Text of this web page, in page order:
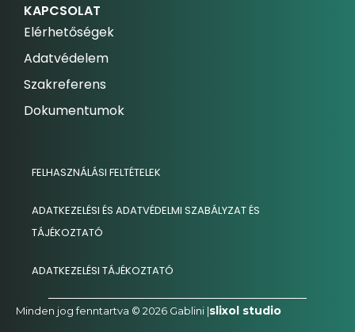
KAPCSOLAT
Elérhetőségek
Adatvédelem
Szakreferens
Dokumentumok
FELHASZNÁLÁSI FELTÉTELEK
ADATKEZELÉSI ÉS ADATVÉDELMI SZABÁLYZAT ÉS
TÁJÉKOZTATÓ
ADATKEZELÉSI TÁJÉKOZTATÓ
Minden jog fenntartva © 2026 Gablini |slixol studio